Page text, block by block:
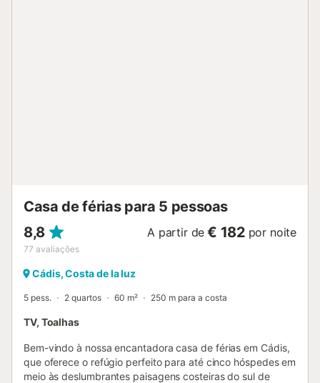
Casa de férias para 5 pessoas
8,8
77 avaliações
A partir de € 182 por noite
Cádis, Costa de la luz
5 pess. 2 quartos 60 m² 250 m para a costa
TV, Toalhas
Bem-vindo à nossa encantadora casa de férias em Cádis,
que oferece o refúgio perfeito para até cinco hóspedes em
meio às deslumbrantes paisagens costeiras do sul de